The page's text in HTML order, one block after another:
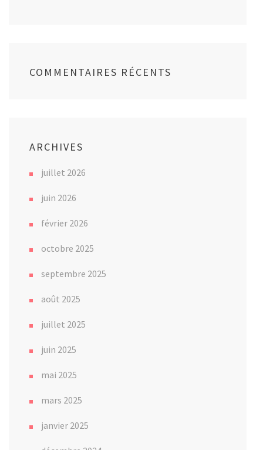
COMMENTAIRES RÉCENTS
ARCHIVES
juillet 2026
juin 2026
février 2026
octobre 2025
septembre 2025
août 2025
juillet 2025
juin 2025
mai 2025
mars 2025
janvier 2025